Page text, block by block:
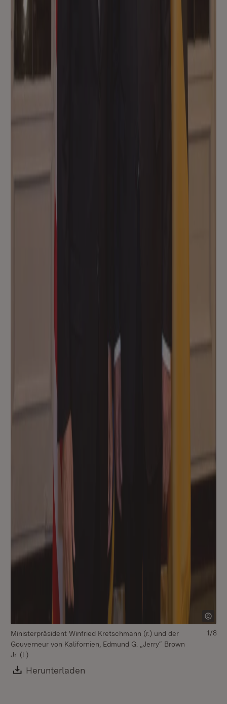
Ministerpräsident Winfried Kretschmann (r.) und der
Gouverneur von Kalifornien, Edmund G. „Jerry“ Brown
Jr. (l.)
Download:
Herunterladen
1/8